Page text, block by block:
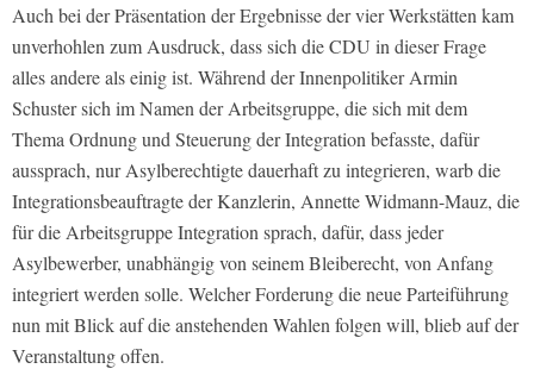
Auch bei der Präsentation der Ergebnisse der vier Werkstätten kam
unverhohlen zum Ausdruck, dass sich die CDU in dieser Frage
alles andere als einig ist. Während der Innenpolitiker Armin
Schuster sich im Namen der Arbeitsgruppe, die sich mit dem
Thema Ordnung und Steuerung der Integration befasste, dafür
aussprach, nur Asylberechtigte dauerhaft zu integrieren, warb die
Integrationsbeauftragte der Kanzlerin, Annette Widmann-Mauz, die
für die Arbeitsgruppe Integration sprach, dafür, dass jeder
Asylbewerber, unabhängig von seinem Bleiberecht, von Anfang
integriert werden solle. Welcher Forderung die neue Parteiführung
nun mit Blick auf die anstehenden Wahlen folgen will, blieb auf der
Veranstaltung offen.